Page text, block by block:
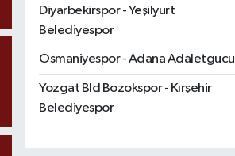
Diyarbekirspor - Yeşilyurt
Belediyespor
Osmaniyespor - Adana Adaletgucu
Yozgat Bld Bozokspor - Kırşehir
Belediyespor